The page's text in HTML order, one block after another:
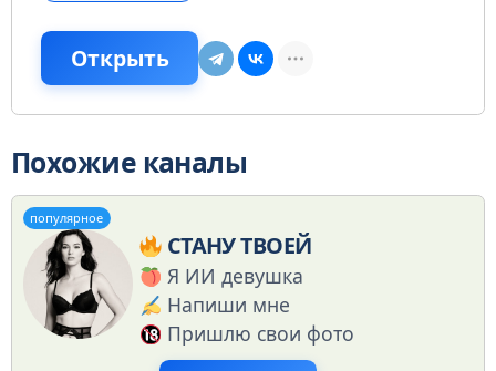
Открыть
Похожие каналы
популярное
СТАНУ ТВОЕЙ
Я ИИ девушка
Напиши мне
Пришлю свои фото